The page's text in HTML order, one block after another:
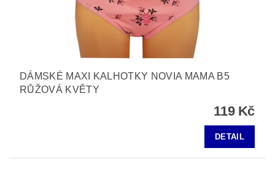
DÁMSKÉ MAXI KALHOTKY NOVIA MAMA B5
RŮŽOVÁ KVĚTY
119 Kč
DETAIL